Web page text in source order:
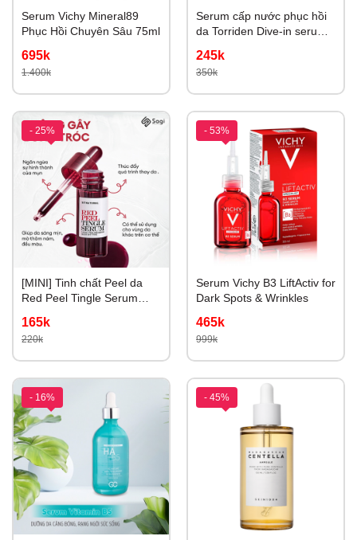
Serum Vichy Mineral89
Phục Hồi Chuyên Sâu 75ml
695k
1.400k
Serum cấp nước phục hồi
da Torriden Dive-in serum
245k
350k
- 25%
[MINI] Tinh chất Peel da
Red Peel Tingle Serum
165k
220k
- 53%
Serum Vichy B3 LiftActiv for
Dark Spots & Wrinkles
465k
999k
- 16% - 45%